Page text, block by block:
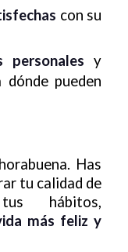
con su
personales y
pueden
Has
tu calidad de
hábitos,
más feliz y